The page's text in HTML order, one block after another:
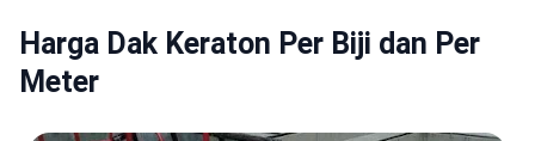
Harga Dak Keraton Per Biji dan Per
Meter